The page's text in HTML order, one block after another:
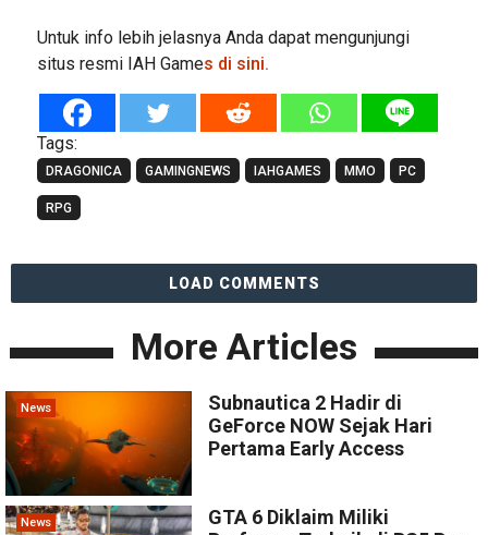
Untuk info lebih jelasnya Anda dapat mengunjungi
situs resmi IAH Games di sini.
Tags:
DRAGONICA GAMINGNEWS IAHGAMES MMO PC
RPG
LOAD COMMENTS
More Articles
News
Subnautica 2 Hadir di
GeForce NOW Sejak Hari
Pertama Early Access
News
GTA 6 Diklaim Miliki